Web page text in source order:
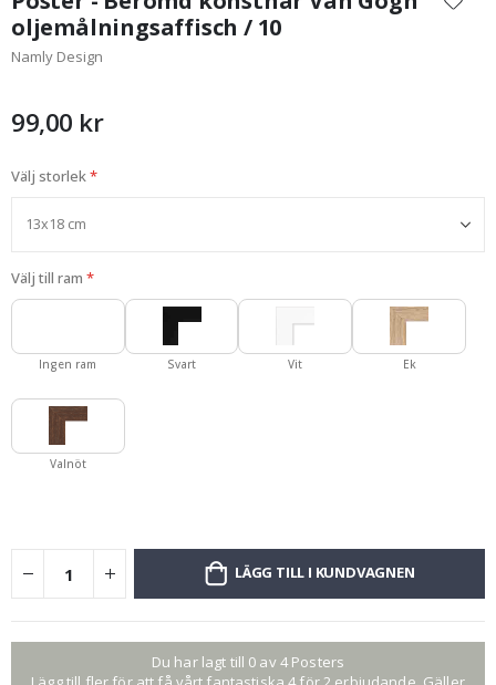
början
av
bildgalleriet
oljemålningsaffisch / 10
Namly Design
99,00 kr
Välj storlek
Välj till ram
Ingen ram Svart Vit Ek
Valnöt
LÄGG TILL I KUNDVAGNEN
Du har lagt till 0 av 4 Posters